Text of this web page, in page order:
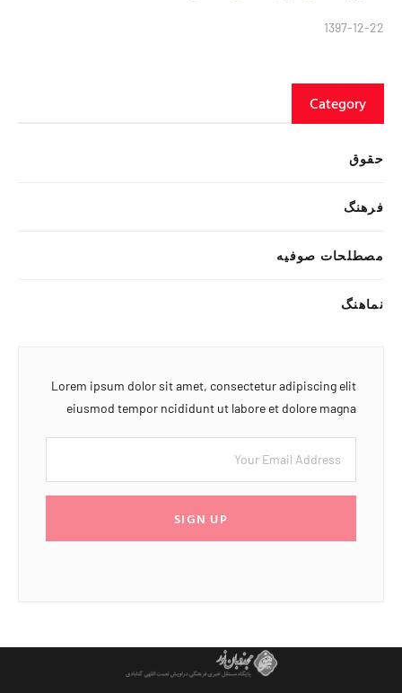
1397-12-22
Category
حقوق
فرهنگ
مصطلحات صوفیه
نماهنگ
Lorem ipsum dolor sit amet, consectetur adipiscing elit
eiusmod tempor ncididunt ut labore et dolore magna
SIGN UP